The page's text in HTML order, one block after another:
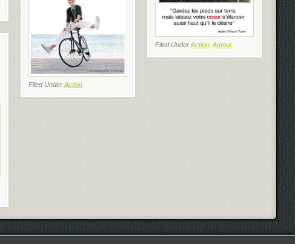
Filed Under Action
Filed Under Action Amour